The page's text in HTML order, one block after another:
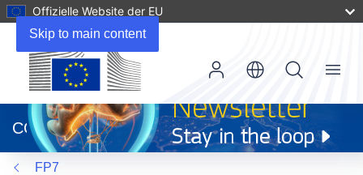
Skip to main content
Offizielle Website der EU
neuem
Fenster)
CORDIS
Menu
FP7